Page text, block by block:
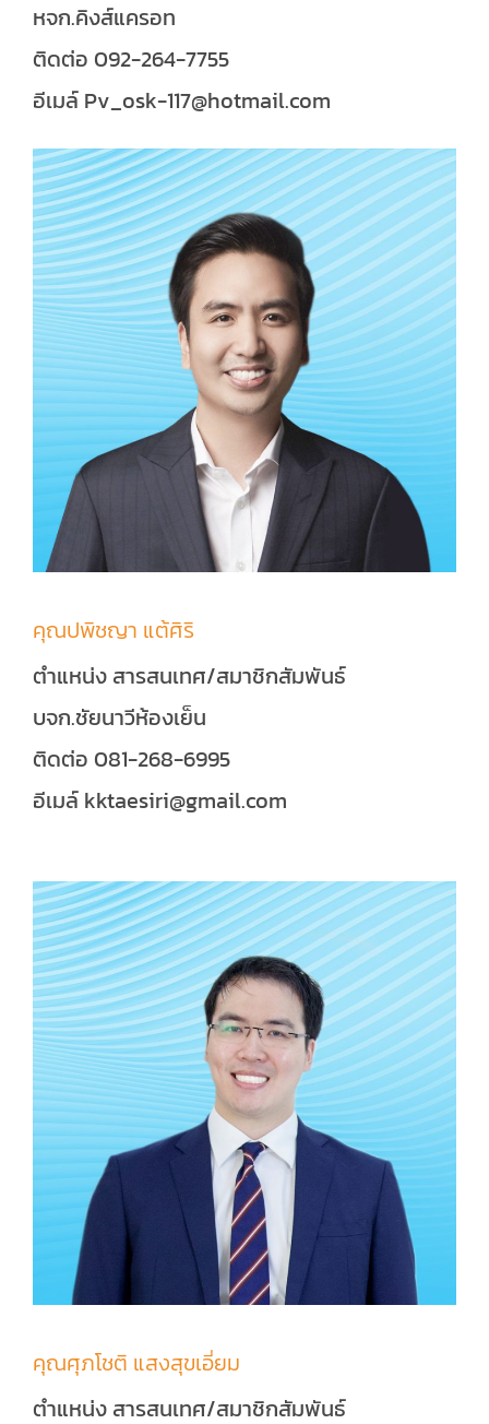
หจก.คิงส์แครอท
ติดต่อ 092-264-7755
อีเมล์ Pv_osk-117@hotmail.com
คุณปพิชญา แต้ศิริ
ตำแหน่ง สารสนเทศ/สมาชิกสัมพันธ์
บจก.ชัยนาวีห้องเย็น
ติดต่อ 081-268-6995
อีเมล์ kktaesiri@gmail.com
คุณศุภโชติ แสงสุขเอี่ยม
ตำแหน่ง สารสนเทศ/สมาชิกสัมพันธ์